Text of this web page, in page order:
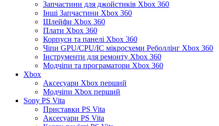
Запчастини для джойстиків Xbox 360
Інші Запчастини Xbox 360
Шлейфи Xbox 360
Плати Xbox 360
Корпуси та панелі Xbox 360
Чіпи GPU/CPU/IC мікросхеми Реболлінг Xbox 360
Інструменти для ремонту Xbox 360
Модчіпи та програматори Xbox 360
Xbox
Аксесуари Xbox перший
Модчіпи Xbox перший
Sony PS Vita
Приставки PS Vita
Аксесуари PS Vita